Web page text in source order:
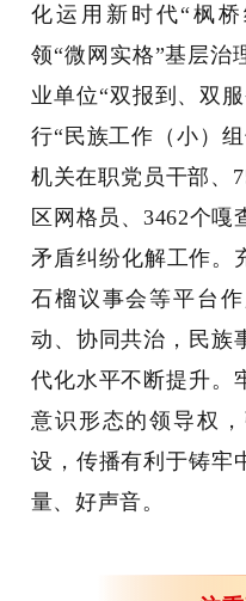
化运用新时代“枫
领“微网实格”基层治
业单位“双报到、双
行“民族工作（小）
机关在职党员干部、
区网格员、3462个
矛盾纠纷化解工作。
石榴议事会等平台
动、协同共治，民族
代化水平不断提升。
意识形态的领导权
设，传播有利于铸牢
量、好声音。